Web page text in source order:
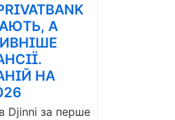
А
НА
Djinni за перше